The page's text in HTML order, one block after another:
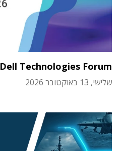
Dell Technologies Forum
שלישי, 13 באוקטובר 2026